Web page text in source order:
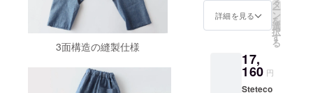
3面構造の縫製仕様
明点は
メッ
問い合
わせく
ださ
上の都
合によ
しまう
場合が
す。 ※
デザイ
になる
可能性
もござ
CAMPF
IRE特価
¥5,280(
料込)←
一般販
売予定
価格
詳細を見る
タ
ー
ン
を
選
択
す
る
17,
160 円
Steteco